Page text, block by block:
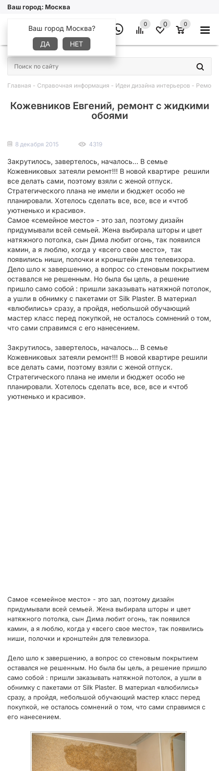
Ваш город:Москва
Ваш город Москва?
ДА
НЕТ
0 0 0
×
Главная - Справочная информация - Идеи дизайна интерьеров - Ремонт
Кожевников Евгений, ремонт с жидкими
обоями
8 декабря 2015 4319
Закрутилось, завертелось, началось… В семье
Кожевниковых затеяли ремонт!!! В новой квартире решили
все делать сами, поэтому взяли с женой отпуск.
Стратегического плана не имели и бюджет особо не
планировали. Хотелось сделать все, все, все и «чтоб
уютненько и красиво».
Самое «семейное место» - это зал, поэтому дизайн
придумывали всей семьей. Жена выбирала шторы и цвет
натяжного потолка, сын Дима любит огонь, так появился
камин, а я люблю, когда у «всего свое место», так
появились ниши, полочки и кронштейн для телевизора.
Дело шло к завершению, а вопрос со стеновым покрытием
оставался не решенным. Но была бы цель, а решение
пришло само собой : пришли заказывать натяжной потолок,
а ушли в обнимку с пакетами от Silk Plaster. В материал
«влюбились» сразу, а пройдя, небольшой обучающий
мастер класс перед покупкой, не осталось сомнений о том,
что сами справимся с его нанесением.
Закрутилось, завертелось, началось… В семье
Кожевниковых затеяли ремонт!!! В новой квартире решили
все делать сами, поэтому взяли с женой отпуск.
Стратегического плана не имели и бюджет особо не
планировали. Хотелось сделать все, все, все и «чтоб
уютненько и красиво».
Самое «семейное место» - это зал, поэтому дизайн
придумывали всей семьей. Жена выбирала шторы и цвет
натяжного потолка, сын Дима любит огонь, так появился
камин, а я люблю, когда у «всего свое место», так появились
ниши, полочки и кронштейн для телевизора.
Дело шло к завершению, а вопрос со стеновым покрытием
оставался не решенным. Но была бы цель, а решение пришло
само собой : пришли заказывать натяжной потолок, а ушли в
обнимку с пакетами от Silk Plaster. В материал «влюбились»
сразу, а пройдя, небольшой обучающий мастер класс перед
покупкой, не осталось сомнений о том, что сами справимся с
его нанесением.